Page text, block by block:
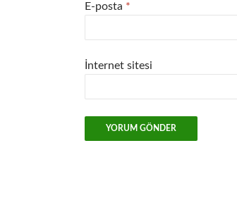
E-posta *
İnternet sitesi